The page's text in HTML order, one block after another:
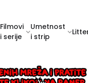
Filmovi
i serije
Umetnost
i strip